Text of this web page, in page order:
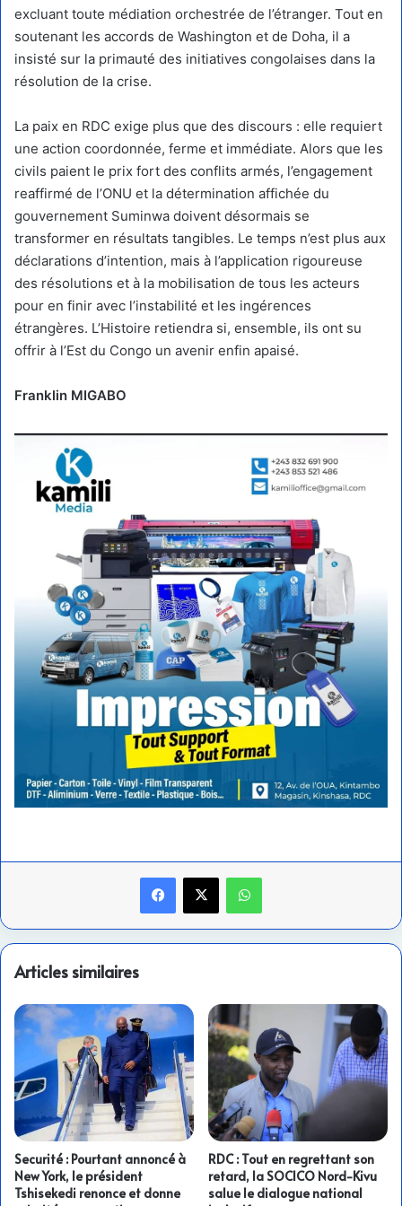
excluant toute médiation orchestrée de l’étranger. Tout en
soutenant les accords de Washington et de Doha, il a
insisté sur la primauté des initiatives congolaises dans la
résolution de la crise.
La paix en RDC exige plus que des discours : elle requiert
une action coordonnée, ferme et immédiate. Alors que les
civils paient le prix fort des conflits armés, l’engagement
reaffirmé de l’ONU et la détermination affichée du
gouvernement Suminwa doivent désormais se
transformer en résultats tangibles. Le temps n’est plus aux
déclarations d’intention, mais à l’application rigoureuse
des résolutions et à la mobilisation de tous les acteurs
pour en finir avec l’instabilité et les ingérences
étrangères. L’Histoire retiendra si, ensemble, ils ont su
offrir à l’Est du Congo un avenir enfin apaisé.
Franklin MIGABO
Facebook
X WhatsApp
Articles similaires
Securité : Pourtant annoncé à
New York, le président
Tshisekedi renonce et donne
RDC : Tout en regrettant son
retard, la SOCICO Nord-Kivu
salue le dialogue national